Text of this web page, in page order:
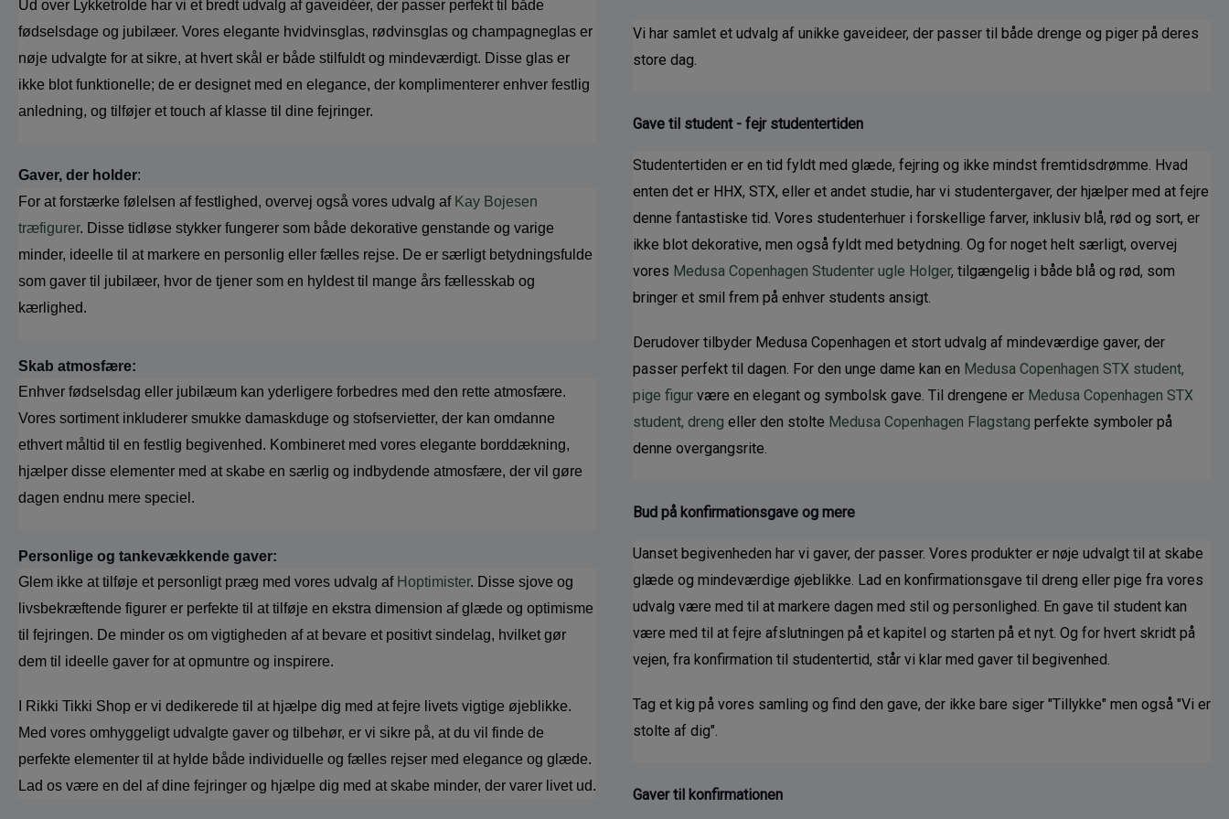
Ud over Lykketrolde har vi et bredt udvalg af gaveidéer, der passer perfekt til både
fødselsdage og jubilæer. Vores elegante hvidvinsglas, rødvinsglas og champagneglas er
nøje udvalgte for at sikre, at hvert skål er både stilfuldt og mindeværdigt. Disse glas er
ikke blot funktionelle; de er designet med en elegance, der komplimenterer enhver festlig
anledning, og tilføjer et touch af klasse til dine fejringer.
Gaver, der holder:
For at forstærke følelsen af festlighed, overvej også vores udvalg af Kay Bojesen
træfigurer. Disse tidløse stykker fungerer som både dekorative genstande og varige
minder, ideelle til at markere en personlig eller fælles rejse. De er særligt betydningsfulde
som gaver til jubilæer, hvor de tjener som en hyldest til mange års fællesskab og
kærlighed.
Skab atmosfære:
Enhver fødselsdag eller jubilæum kan yderligere forbedres med den rette atmosfære.
Vores sortiment inkluderer smukke damaskduge og stofservietter, der kan omdanne
ethvert måltid til en festlig begivenhed. Kombineret med vores elegante borddækning,
hjælper disse elementer med at skabe en særlig og indbydende atmosfære, der vil gøre
dagen endnu mere speciel.
Personlige og tankevækkende gaver:
Glem ikke at tilføje et personligt præg med vores udvalg af Hoptimister. Disse sjove og
livsbekræftende figurer er perfekte til at tilføje en ekstra dimension af glæde og optimisme
til fejringen. De minder os om vigtigheden af at bevare et positivt sindelag, hvilket gør
dem til ideelle gaver for at opmuntre og inspirere.
I Rikki Tikki Shop er vi dedikerede til at hjælpe dig med at fejre livets vigtige øjeblikke.
Med vores omhyggeligt udvalgte gaver og tilbehør, er vi sikre på, at du vil finde de
perfekte elementer til at hylde både individuelle og fælles rejser med elegance og glæde.
Lad os være en del af dine fejringer og hjælpe dig med at skabe minder, der varer livet ud.
Vi har samlet et udvalg af unikke gaveideer, der passer til både drenge og piger på deres
store dag.
Gave til student - fejr studentertiden
Studentertiden er en tid fyldt med glæde, fejring og ikke mindst fremtidsdrømme. Hvad
enten det er HHX, STX, eller et andet studie, har vi studentergaver, der hjælper med at fejre
denne fantastiske tid. Vores studenterhuer i forskellige farver, inklusiv blå, rød og sort, er
ikke blot dekorative, men også fyldt med betydning. Og for noget helt særligt, overvej
vores Medusa Copenhagen Studenter ugle Holger, tilgængelig i både blå og rød, som
bringer et smil frem på enhver students ansigt.
Derudover tilbyder Medusa Copenhagen et stort udvalg af mindeværdige gaver, der
passer perfekt til dagen. For den unge dame kan en Medusa Copenhagen STX student,
pige figur være en elegant og symbolsk gave. Til drengene er Medusa Copenhagen STX
student, dreng eller den stolte Medusa Copenhagen Flagstang perfekte symboler på
denne overgangsrite.
Bud på konfirmationsgave og mere
Uanset begivenheden har vi gaver, der passer. Vores produkter er nøje udvalgt til at skabe
glæde og mindeværdige øjeblikke. Lad en konfirmationsgave til dreng eller pige fra vores
udvalg være med til at markere dagen med stil og personlighed. En gave til student kan
være med til at fejre afslutningen på et kapitel og starten på et nyt. Og for hvert skridt på
vejen, fra konfirmation til studentertid, står vi klar med gaver til begivenhed.
Tag et kig på vores samling og find den gave, der ikke bare siger "Tillykke" men også "Vi er
stolte af dig".
Gaver til konfirmationen